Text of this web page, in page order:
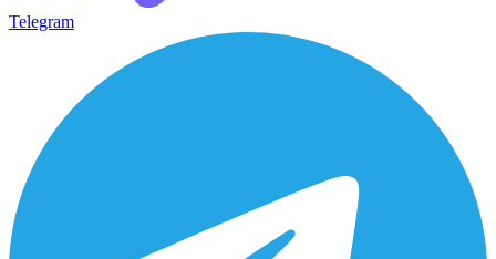
Telegram